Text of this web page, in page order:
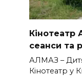
Кінотеатр
сеанси та
АЛМАЗ –
Кінотеатр у